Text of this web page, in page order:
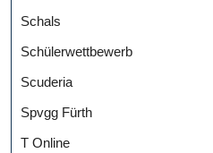
Schals
Schülerwettbewerb
Scuderia
Spvgg Fürth
T Online